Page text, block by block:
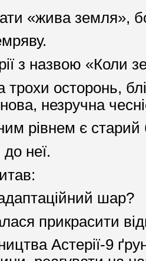
«жива земля»,
з назвою «Коли
трохи осторонь,
незручна
рівнем є
неї.
шар?
прикрасити
Астерії-9